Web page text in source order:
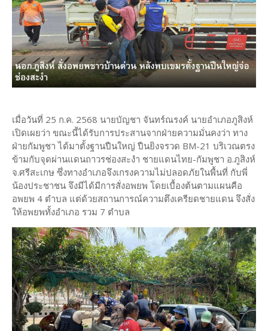
เมื่อวันที่ 25 ก.ค. 2568 นายบัญชา จันทร์ณรงค์ นายอำเภอภูสิงห์
เปิดเผยว่า ขณะนี้ได้รับการประสานจากฝ่ายความมั่นคงว่า ทาง
ฝ่ายกัมพูชา ได้มาตั้งฐานปืนใหญ่ ปืนยิงจรวด BM-21 บริเวณตรง
ข้ามกับจุดผ่านแดนถาวรช่องสะงำ ชายแดนไทย-กัมพูชา อ.ภูสิงห์
จ.ศรีสะเกษ ซึ่งทางอำเภอจึงเกรงความไม่ปลอดภัยในพื้นที่ กับพี่
น้องประชาชน จึงมีได้มีการสั่งอพยพ โดยเบื้องต้นตามแผนคือ
อพยพ 4 ตำบล แต่ด้วยสถานการณ์ความตึงเครียดชายแดน จึงสั่ง
ให้อพยพทั้งอำเภอ รวม 7 ตำบล